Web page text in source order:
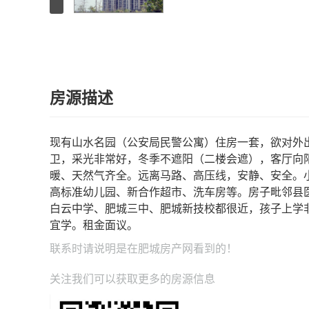
房源描述
现有山水名园（公安局民警公寓）住房一套，欲对
卫，采光非常好，冬季不遮阳（二楼会遮），客厅
暖、天然气齐全。远离马路、高压线，安静、安全
高标准幼儿园、新合作超市、洗车房等。房子毗邻
白云中学、肥城三中、肥城新技校都很近，孩子上
宜学。租金面议。
联系时请说明是在肥城房产网 看到的！
关注我们可以获取更多的房源信息